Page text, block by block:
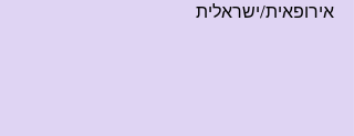
אירופאית/ישראלית